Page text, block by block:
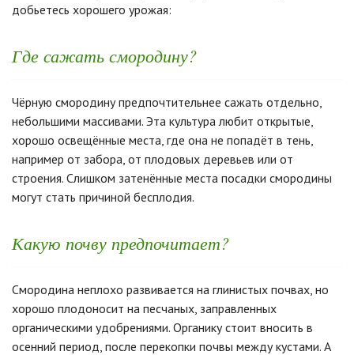
добьетесь хорошего урожая:
Где сажать смородину?
Чёрную смородину предпочтительнее сажать отдельно,
небольшими массивами. Эта культура любит открытые,
хорошо освещённые места, где она не попадёт в тень,
например от забора, от плодовых деревьев или от
строения. Слишком затенённые места посадки смородины
могут стать причиной бесплодия.
Какую почву предпочитает?
Смородина неплохо развивается на глинистых почвах, но
хорошо плодоносит на песчаных, заправленных
органическими удобрениями. Органику стоит вносить в
осенний период, после перекопки почвы между кустами. А